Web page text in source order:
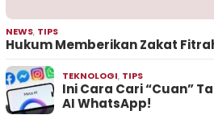
NEWS, TIPS
Hukum Memberikan Zakat
TEKNOLOGI, TIPS
Ini Cara Cari “Cuan”
AI WhatsApp!